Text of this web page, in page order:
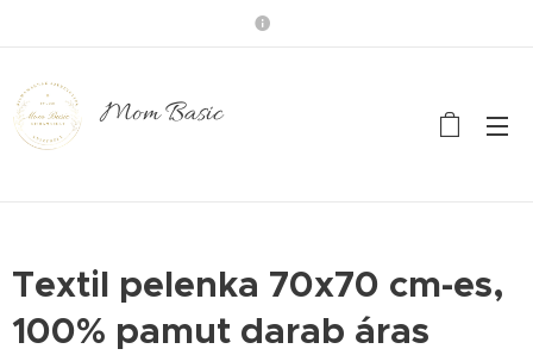
Mom Basic
Textil pelenka 70x70 cm-es,
100% pamut darab áras